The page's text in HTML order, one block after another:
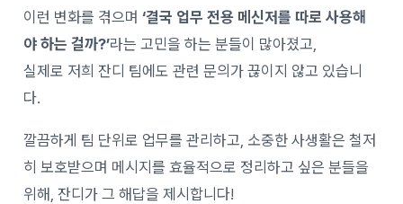
이런 변화를 겪으며 ‘결국 업무 전용 메신저를 따로 사용해
야 하는 걸까?’라는 고민을 하는 분들이 많아졌고,
실제로 저희 잔디 팀에도 관련 문의가 끊이지 않고 있습니
다.
깔끔하게 팀 단위로 업무를 관리하고, 소중한 사생활은 철저
히 보호받으며 메시지를 효율적으로 정리하고 싶은 분들을
위해, 잔디가 그 해답을 제시합니다!